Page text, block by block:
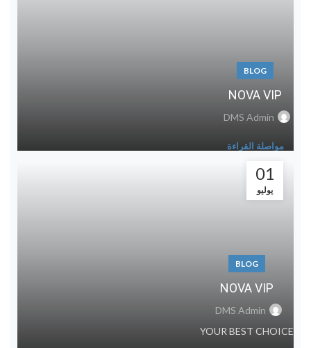
BLOG
NOVA VIP
DMS Admin
مواصلة القراءة
01
يوليو
BLOG
NOVA VIP
DMS Admin
YOUR BEST CHOICE